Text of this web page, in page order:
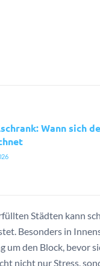
Wann sich
Städten kann
Besonders in
den Block, bevor
nicht nur Stress,